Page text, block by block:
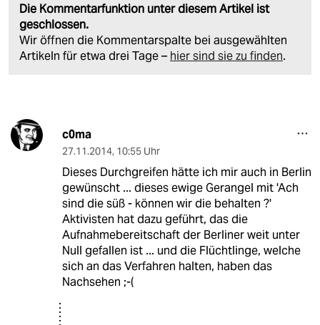
Die Kommentarfunktion unter diesem Artikel ist
geschlossen.
Wir öffnen die Kommentarspalte bei ausgewählten
Artikeln für etwa drei Tage – hier sind sie zu finden.
c0ma
27.11.2014, 10:55 Uhr
Dieses Durchgreifen hätte ich mir auch in Berlin
gewünscht ... dieses ewige Gerangel mit 'Ach
sind die süß - können wir die behalten ?'
Aktivisten hat dazu geführt, das die
Aufnahmebereitschaft der Berliner weit unter
Null gefallen ist ... und die Flüchtlinge, welche
sich an das Verfahren halten, haben das
Nachsehen ;-(